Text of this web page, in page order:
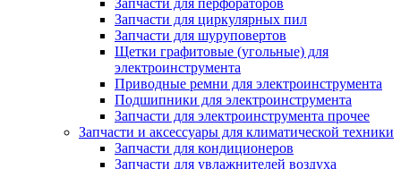
Запчасти для перфораторов
Запчасти для циркулярных пил
Запчасти для шуруповертов
Щетки графитовые (угольные) для
электроинструмента
Приводные ремни для электроинструмента
Подшипники для электроинструмента
Запчасти для электроинструмента прочее
Запчасти и аксессуары для климатической техники
Запчасти для кондиционеров
Запчасти для увлажнителей воздуха